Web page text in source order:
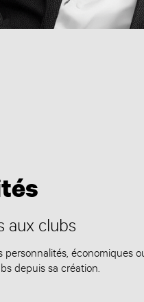
aux clubs
personnalités, économiques
depuis sa création.